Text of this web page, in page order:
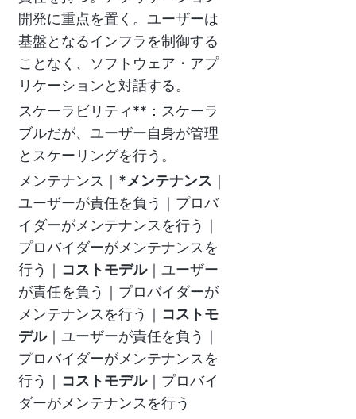
開発に重点を置く。ユーザーは
基盤となるインフラを制御する
ことなく、ソフトウェア・アプ
リケーションと対話する。
スケーラビリティ**：スケーラ
ブルだが、ユーザー自身が管理
とスケーリングを行う。
メンテナンス｜ *メンテナンス ｜
ユーザーが責任を負う｜プロバ
イダーがメンテナンスを行う｜
プロバイダーがメンテナンスを
行う｜ コストモデル｜ユーザー
が責任を負う｜プロバイダーが
メンテナンスを行う｜ コストモ
デル｜ユーザーが責任を負う｜
プロバイダーがメンテナンスを
行う｜ コストモデル｜プロバイ
ダーがメンテナンスを行う